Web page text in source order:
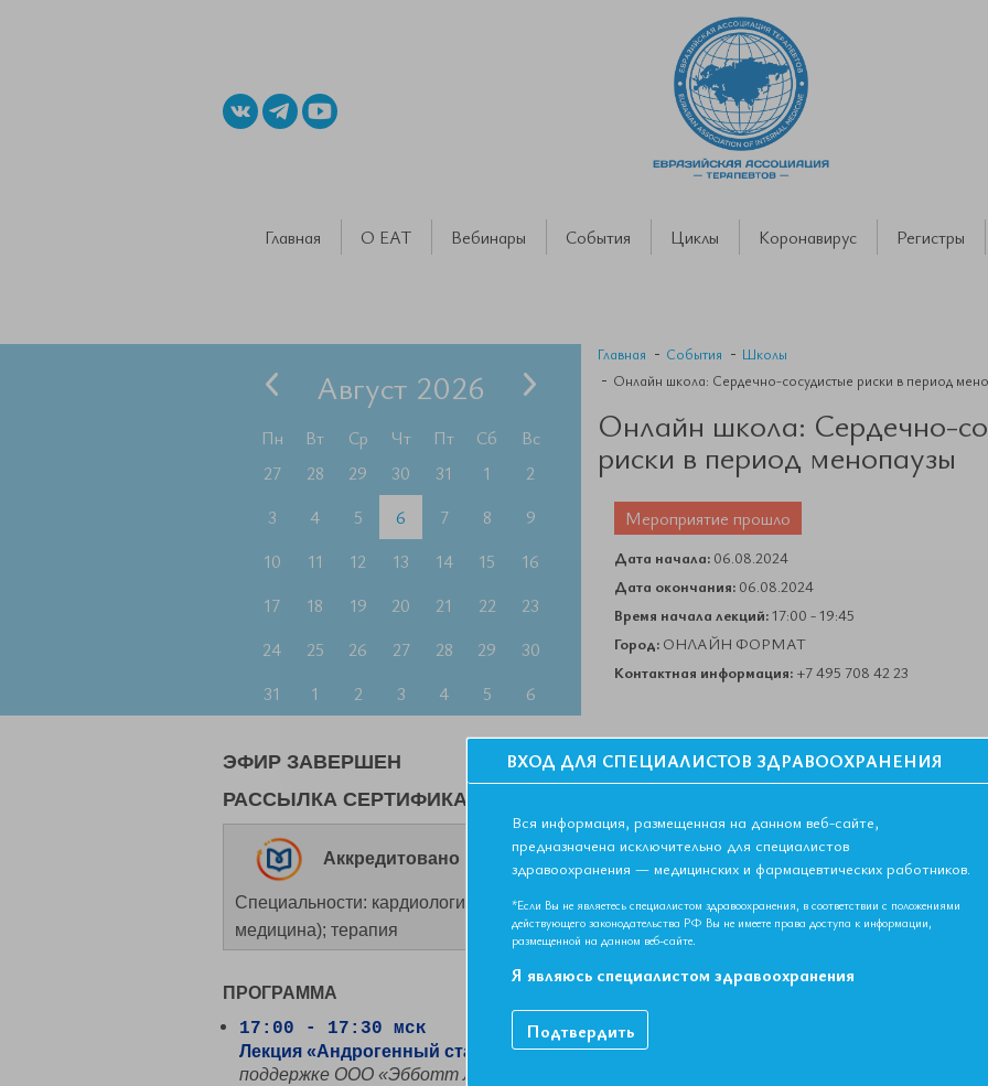
Главная О ЕАТ Вебинары События Циклы Коронавирус Регистры
Август 2026
Пн Вт Ср Чт Пт Сб
Вс
27
28 29 30 31 1
2
3
4 5 6 7 8
9
10
11 12 13 14 15
16
17
18 19 20 21 22
23
24
25 26 27 28 29
30
31
1 2 3 4 5 6
Главная События
Школы
Онлайн школа: Сердечно-сосудистые риски в период
Онлайн школа: Сердечно-
риски в период менопаузы
Мероприятие прошло
Дата начала:06.08.2024
Дата окончания:06.08.2024
Время начала лекций:17:00 - 19:45
Город:ОНЛАЙН ФОРМАТ
Контактная информация:+7 495 708 42 23
ЭФИР ЗАВЕРШЕН
РАССЫЛКА СЕРТИФИКАТОВ - 20-21 августа
Аккредитовано НМО - 2 ЗЕТ
Специальности: кардиология; лечебное дело; общая врачебная практика (семейная
медицина); терапия
ПРОГРАММА
17:00 - 17:30 мск
Лекция «Андрогенный статус в пери- и постменопаузе: расставляем акценты»
поддержке ООО «Эбботт Лэбораториз», баллы НМО не начисляются)
ВХОД ДЛЯ СПЕЦИАЛИСТОВ ЗДРАВООХРАНЕНИЯ
Вся информация, размещенная на данном веб-сайте,
предназначена исключительно для специалистов
здравоохранения — медицинских и фармацевтических работников.
*Если Вы не являетесь специалистом здравоохранения, в соответствии с положениями
действующего законодательства РФ Вы не имеете права доступа к информации,
размещенной на данном веб-сайте.
Я являюсь специалистом здравоохранения
Подтвердить